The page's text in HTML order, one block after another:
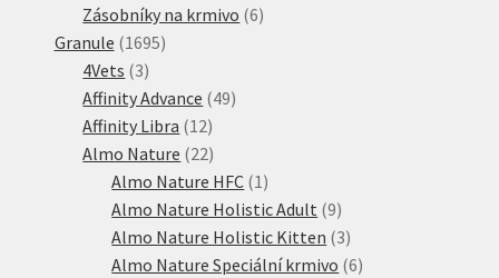
produkty
Zásobníky na krmivo 66
Granule 16951695
4Vets 33
produkty
Affinity Advance 4949
Affinity Libra 1212
produktů
Almo Nature 2222
produktů
Almo Nature HFC 11
produkt
Almo Nature Holistic Adult 99
produktů
Almo Nature Holistic Kitten 33
produkty
Almo Nature Speciální krmivo 66